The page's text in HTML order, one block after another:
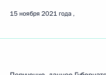
15 ноября 2021 года